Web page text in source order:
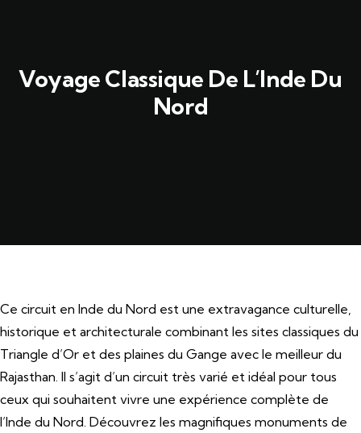
Voyage Classique De L’Inde Du
Nord
Ce circuit en Inde du Nord est une extravagance culturelle,
historique et architecturale combinant les sites classiques du
Triangle d’Or et des plaines du Gange avec le meilleur du
Rajasthan. Il s’agit d’un circuit très varié et idéal pour tous
ceux qui souhaitent vivre une expérience complète de
l’Inde du Nord. Découvrez les magnifiques monuments de